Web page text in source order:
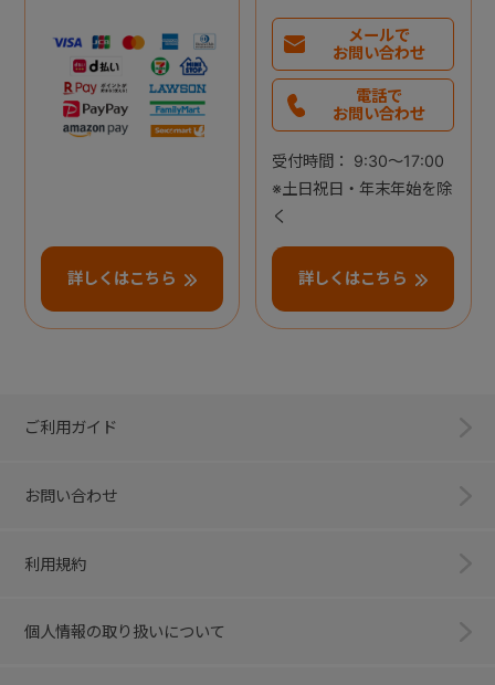
詳しくはこちら
メールで
お問い合わせ
電話で
お問い合わせ
受付時間： 9:30～17:00
※土日祝日・年末年始を除
く
詳しくはこちら
ご利用ガイド
お問い合わせ
利用規約
個人情報の取り扱いについて